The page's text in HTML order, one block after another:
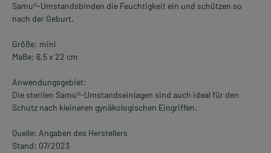
Samu®-Umstandsbinden die Feuchtigkeit ein und schützen so
nach der Geburt.
Größe: mini
Maße: 6,5 x 22 cm
Anwendungsgebiet:
Die sterilen Samu®-Umstandseinlagen sind auch ideal für den
Schutz nach kleineren gynäkologischen Eingriffen.
Quelle: Angaben des Herstellers
Stand: 07/2023